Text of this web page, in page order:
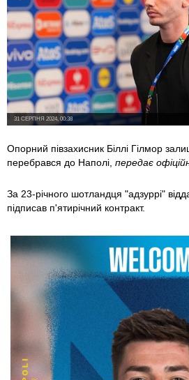
31 СЕРПНЯ 2024, 00:38
Опорний півзахисник Біллі Гілмор
перебрався до Наполі, передає
За 23-річного шотландця "адзуррі"
підписав п'ятирічний контракт.